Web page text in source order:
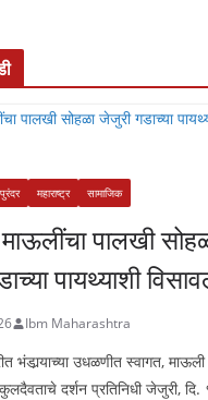
पुरंदर महाराष्ट्र सामाजिक
माऊलींचा पालखी
पायथ्याशी
Ibm Maharashtra
भंडार्‍याच्या उधळणीत स्वागत, माऊली
दर्शन प्रतिनिधी जेजुरी, दि.